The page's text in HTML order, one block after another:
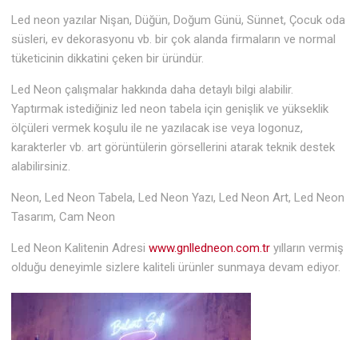
Led neon yazılar Nişan, Düğün, Doğum Günü, Sünnet, Çocuk oda
süsleri, ev dekorasyonu vb. bir çok alanda firmaların ve normal
tüketicinin dikkatini çeken bir üründür.
Led Neon çalışmalar hakkında daha detaylı bilgi alabilir.
Yaptırmak istediğiniz led neon tabela için genişlik ve yükseklik
ölçüleri vermek koşulu ile ne yazılacak ise veya logonuz,
karakterler vb. art görüntülerin görsellerini atarak teknik destek
alabilirsiniz.
Neon, Led Neon Tabela, Led Neon Yazı, Led Neon Art, Led Neon
Tasarım, Cam Neon
Led Neon Kalitenin Adresiwww.gnlledneon.com.tr yılların vermiş
olduğu deneyimle sizlere kaliteli ürünler sunmaya devam ediyor.